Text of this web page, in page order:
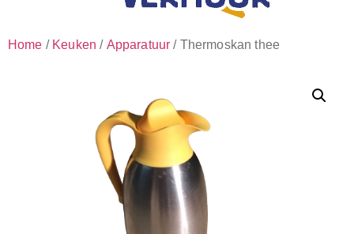
Home / Keuken / Apparatuur / Thermoskan thee